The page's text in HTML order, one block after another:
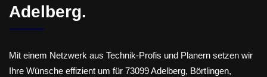
Adelberg.
Mit einem Netzwerk aus Technik-Profis und Planern setzen wir
Ihre Wünsche effizient um für 73099 Adelberg, Börtlingen,